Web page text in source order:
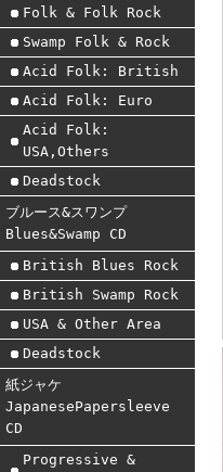
Folk & Folk Rock
Swamp Folk & Rock
Acid Folk: British
Acid Folk: Euro
Acid Folk:
USA,Others
Deadstock
ブルース&スワンプ
Blues&Swamp CD
British Blues Rock
British Swamp Rock
USA & Other Area
Deadstock
紙ジャケ
JapanesePapersleeve
CD
Progressive &